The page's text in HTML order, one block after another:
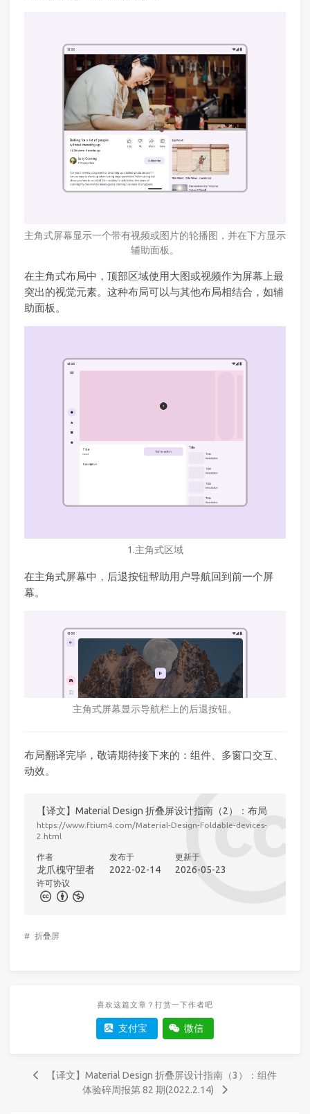
主角式屏幕显示一个带有视频或图片的轮播图，并在下方显示
辅助面板。
在主角式布局中，顶部区域使用大图或视频作为屏幕上最
突出的视觉元素。这种布局可以与其他布局相结合，如辅
助面板。
1.主角式区域
在主角式屏幕中，后退按钮帮助用户导航回到前一个屏
幕。
主角式屏幕显示导航栏上的后退按钮。
布局翻译完毕，敬请期待接下来的：组件、多窗口交互、
动效。
【译文】Material Design 折叠屏设计指南（2）：布局
https://www.ftium4.com/Material-Design-Foldable-devices-
2.html
作者
龙爪槐守望者
发布于
2022-02-14
更新于
2026-05-23
许可协议
# 折叠屏
喜欢这篇文章？打赏一下作者吧
支付宝 微信
【译文】Material Design 折叠屏设计指南（3）：组件
体验碎周报第 82 期(2022.2.14)